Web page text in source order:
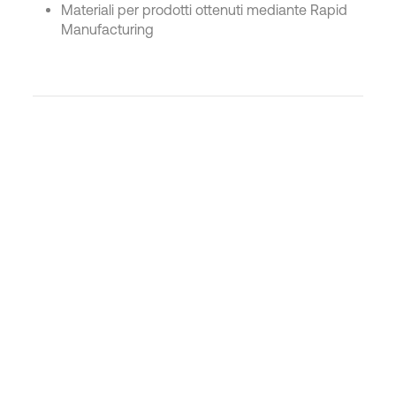
Materiali per prodotti ottenuti mediante Rapid
Manufacturing